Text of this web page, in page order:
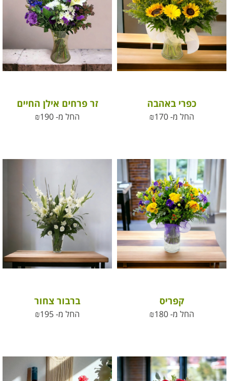
כפרי באהבה
החל מ- ₪170
זר פרחים אילן החיים
החל מ- ₪190
קפריס
החל מ- ₪180
ברבור צחור
החל מ- ₪195